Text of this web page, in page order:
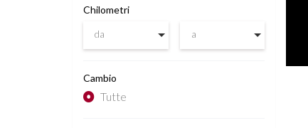
Chilometri
da
a
Cambio
Tutte